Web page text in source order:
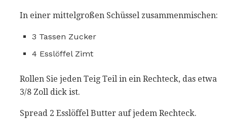
In einer mittelgroßen Schüssel zusammenmischen:
3 Tassen Zucker
4 Esslöffel Zimt
Rollen Sie jeden Teig Teil in ein Rechteck, das etwa
3/8 Zoll dick ist.
Spread 2 Esslöffel Butter auf jedem Rechteck.